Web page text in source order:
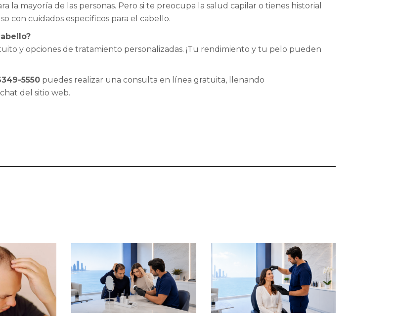
la mayoría de las personas. Pero si te preocupa la salud capilar o tienes historial
con cuidados específicos para el cabello.
y opciones de tratamiento personalizadas. ¡Tu rendimiento y tu pelo pueden
5550 puedes realizar una consulta en línea gratuita, llenando
del sitio web.